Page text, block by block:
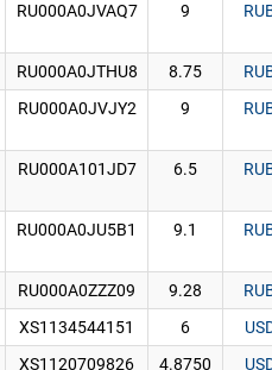
RU000A0JVAQ7 9
RU000A0JTHU8 8.75
RU000A0JVJY2 9
RU000A101JD7 6.5
RU000A0JU5B1 9.1
RU000A0ZZZ09 9.28
XS1134544151 6
XS1120709826 4.8750